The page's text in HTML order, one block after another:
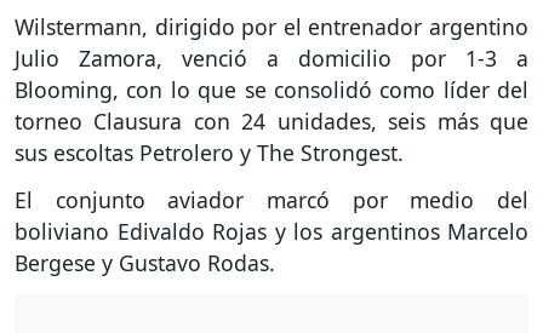
Wilstermann, dirigido por el entrenador argentino
Julio Zamora, venció a domicilio por 1-3 a
Blooming, con lo que se consolidó como líder del
torneo Clausura con 24 unidades, seis más que
sus escoltas Petrolero y The Strongest.
El conjunto aviador marcó por medio del
boliviano Edivaldo Rojas y los argentinos Marcelo
Bergese y Gustavo Rodas.